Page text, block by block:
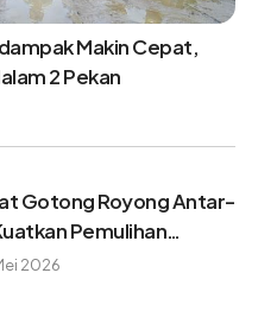
Makin Cepat,
2 Pekan
Gotong Royong Antar-
Pemulihan
Sumatera
2026